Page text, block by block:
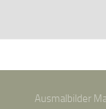
Ausmalbilder